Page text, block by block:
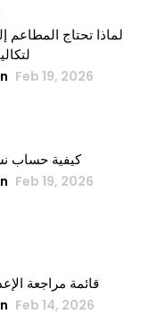
لماذا تحتاج المطاعم
Feb 19, 2026
كيفية حساب
Feb 19, 2026
قائمة مراجعة
Feb 14, 2026